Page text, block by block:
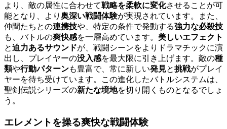
より、敵の属性に合わせて戦略を柔軟に変化させることが可
能となり、より 奥深い戦闘体験が実現されています。また、
仲間たちとの連携技や、特定の条件で発動する強力な必殺技
も、バトルの爽快感を一層高めています。 美しいエフェクト
と迫力あるサウンドが、戦闘シーンをよりドラマチックに演
出し、プレイヤーの没入感を最大限に引き上げます。敵の種
類や行動パターンも豊富で、常に新しい発見と挑戦がプレイ
ヤーを待ち受けています。この進化したバトルシステムは、
聖剣伝説シリーズの新たな境地を切り開くものとなるでしょ
う。
エレメント を操る爽快な戦闘体験